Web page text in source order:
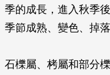
季的成長，進入秋季
季節成熟、變色、掉落
石櫟屬、栲屬和部分